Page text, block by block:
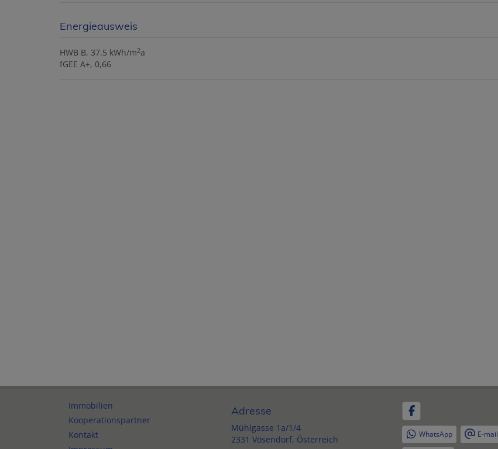
Energieausweis
HWB B, 37.5 kWh/m2a
fGEE A+, 0,66
Immobilien
Kooperationspartner
Kontakt
Adresse
Mühlgasse 1a/1/4
2331 Vösendorf, Österreich
WhatsApp E-mail